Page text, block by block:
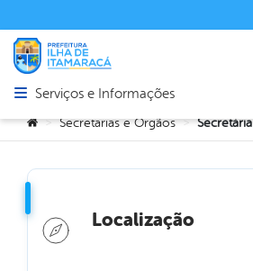
Abrir menu principal de navegação
Serviços e Informações
Você está aqui:
> Secretarias e Orgãos > Secretária
Localização